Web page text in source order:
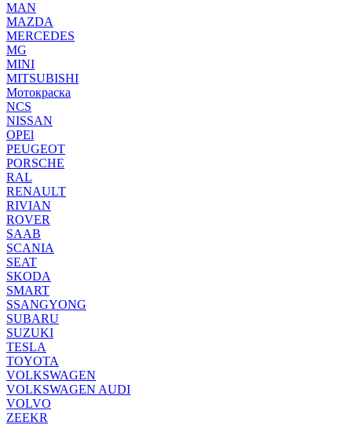
MAN
MAZDA
MERCEDES
MG
MINI
MITSUBISHI
Мотокраска
NCS
NISSAN
OPEl
PEUGEOT
PORSCHE
RAL
RENAULT
RIVIAN
ROVER
SAAB
SCANIA
SEAT
SKODA
SMART
SSANGYONG
SUBARU
SUZUKI
TESLA
TOYOTA
VOLKSWAGEN
VOLKSWAGEN AUDI
VOLVO
ZEEKR